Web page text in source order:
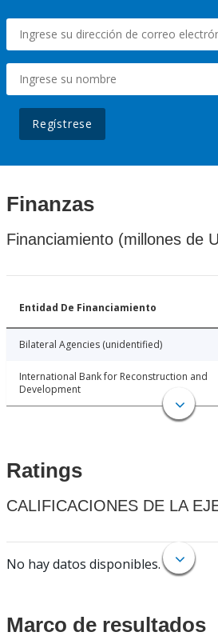
Regístrese
Finanzas
Financiamiento (millones de
Entidad De Financiamiento
Bilateral Agencies (unidentified)
International Bank for Reconstruction and
Development
Ratings
CALIFICACIONES DE LA
No hay datos disponibles.
Marco de resultados